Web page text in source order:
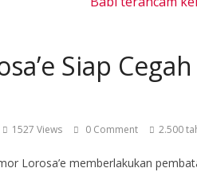
Siap
1527 Views 0 Comment 2.500
Lorosa’e memberlakukan